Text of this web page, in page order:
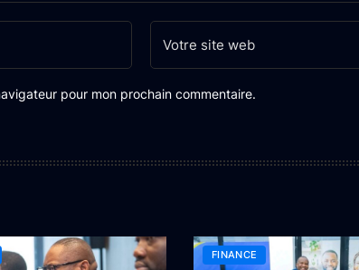
pour mon prochain commentaire.
FINANCE